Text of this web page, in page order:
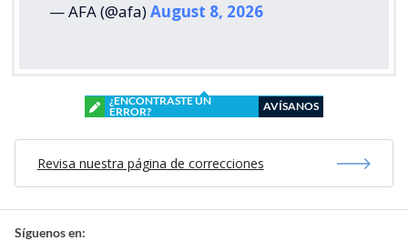
— AFA (@afa)August 8, 2026
¿ENCONTRASTE UN
ERROR?
AVÍSANOS
Revisa nuestra página de correcciones
Síguenos en: